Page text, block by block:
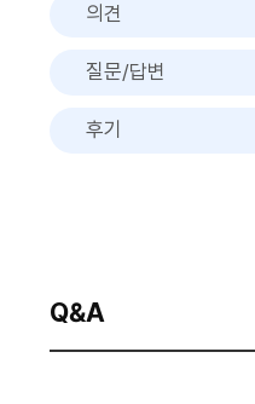
의견
질문/답변
후기
Q&A